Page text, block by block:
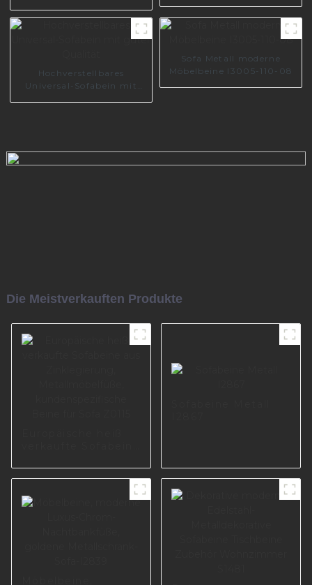
Hochverstellbares
Universal-Sofabein mit
Sofa Metall moderne
Möbelbeine I3005-110-08
Die Meistverkauften Produkte
Metallmöbelfüße,
Beine für Sofa
Z0115